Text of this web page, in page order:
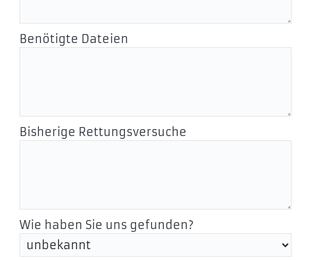
Benötigte Dateien
Bisherige Rettungsversuche
Wie haben Sie uns gefunden?